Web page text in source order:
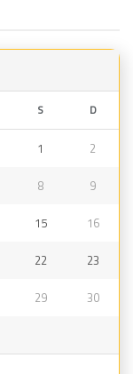
S D
1 2
8 9
15 16
22 23
29 30